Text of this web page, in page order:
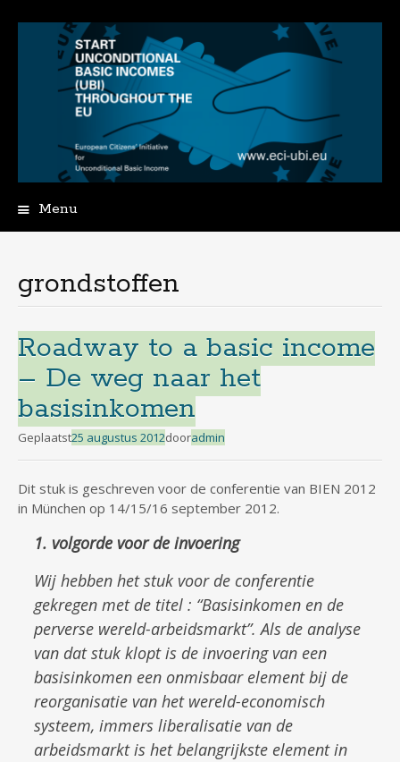
Menu
inhoud
grondstoffen
Roadway to a basic income
– De weg naar het
basisinkomen
Geplaatst25 augustus 2012dooradmin
Dit stuk is geschreven voor de conferentie van BIEN 2012
in München op 14/15/16 september 2012.
1. volgorde voor de invoering
Wij hebben het stuk voor de conferentie
gekregen met de titel : “Basisinkomen en de
perverse wereld-arbeidsmarkt”. Als de analyse
van dat stuk klopt is de invoering van een
basisinkomen een onmisbaar element bij de
reorganisatie van het wereld-economisch
systeem, immers liberalisatie van de
arbeidsmarkt is het belangrijkste element in